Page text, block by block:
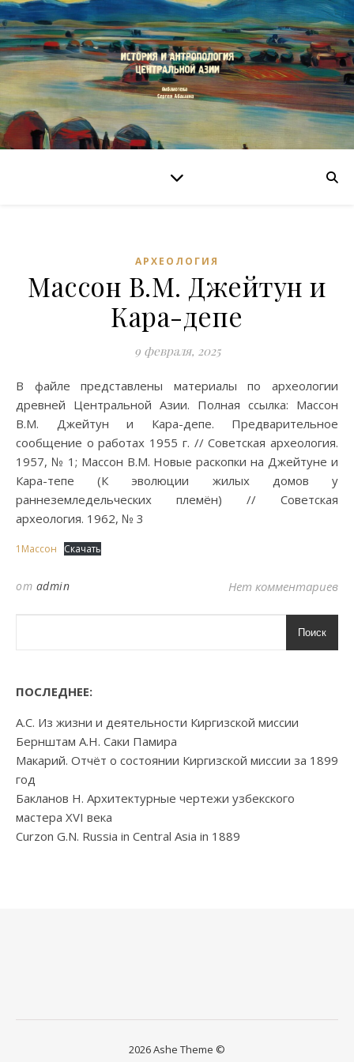
АРХЕОЛОГИЯ
Массон В.М. Джейтун и
Кара-депе
9 февраля, 2025
В файле представлены материалы по археологии
древней Центральной Азии. Полная ссылка: Массон
В.М. Джейтун и Кара-депе. Предварительное
сообщение о работах 1955 г. // Советская археология.
1957, № 1; Массон В.М. Новые раскопки на Джейтуне и
Кара-тепе (К эволюции жилых домов у
раннеземледельческих племён) // Советская
археология. 1962, № 3
1Массон Скачать
от admin Нет комментариев
Поиск
ПОСЛЕДНЕЕ:
А.С. Из жизни и деятельности Киргизской миссии
Бернштам А.Н. Саки Памира
Макарий. Отчёт о состоянии Киргизской миссии за 1899
год
Бакланов Н. Архитектурные чертежи узбекского
мастера XVI века
Curzon G.N. Russia in Central Asia in 1889
2026 Ashe Theme ©